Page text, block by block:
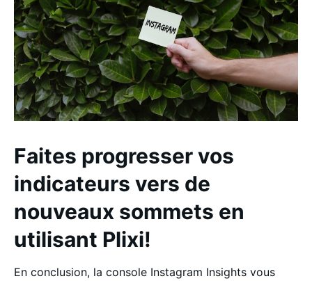
Faites progresser vos
indicateurs vers de
nouveaux sommets en
utilisant Plixi!
En conclusion, la console Instagram Insights vous